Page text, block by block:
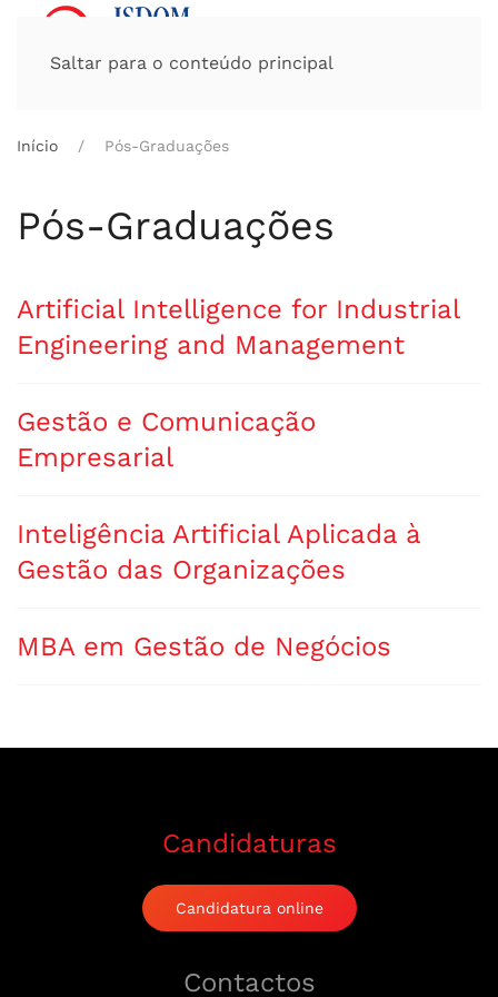
Saltar para o conteúdo principal
Início Pós-Graduações
Pós-Graduações
Título
Artificial Intelligence for Industrial
Engineering and Management
Gestão e Comunicação
Empresarial
Inteligência Artificial Aplicada à
Gestão das Organizações
MBA em Gestão de Negócios
Candidaturas
Candidatura online
Contactos